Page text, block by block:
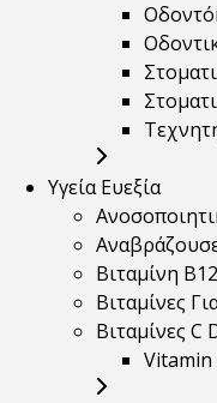
Υγεία Ευεξία
Βιταμίνη
Βιταμίνες
Βιταμίνες
Vitamin